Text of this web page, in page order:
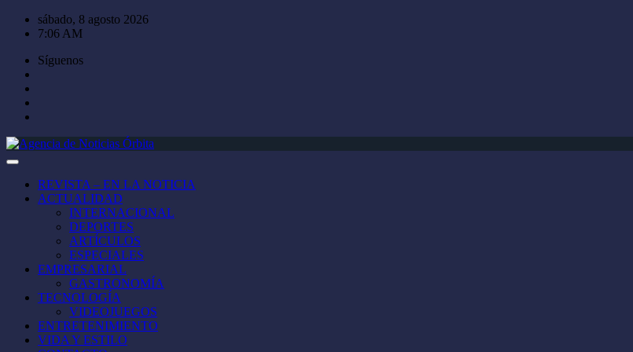
Saltar
sábado, 8 agosto 2026
7:06 AM
Síguenos
REVISTA – EN LA NOTICIA
ACTUALIDAD
INTERNACIONAL
DEPORTES
ARTÍCULOS
ESPECIALES
EMPRESARIAL
GASTRONOMÍA
TECNOLOGÍA
VIDEOJUEGOS
ENTRETENIMIENTO
VIDA Y ESTILO